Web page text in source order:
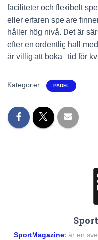
faciliteter och flexibelt
eller erfaren spelare
håller hög nivå. Det är
efter en ordentlig hall
är villig att boka i tid för
Kategorier: PADEL
SportMagazinetär en